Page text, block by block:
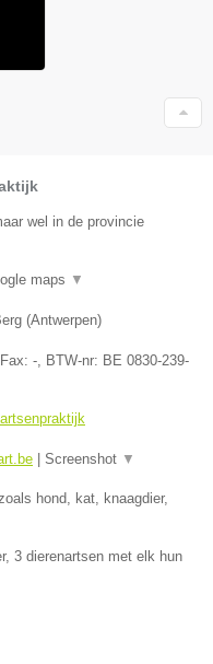
wel in de provincie
maps ▼
(Antwerpen)
, Fax: - , BTW-nr: BE 0830-239-
| Screenshot ▼
hond, kat, knaagdier,
3 dierenartsen met elk hun